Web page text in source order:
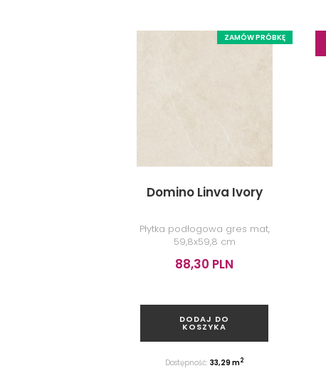
ZAMÓW PRÓBKĘ
Domino Linva Ivory
Płytka podłogowa gres mat,
59,8x59,8 cm
88,30 PLN
DODAJ DO
KOSZYKA
Dostępność: 33,29 m2